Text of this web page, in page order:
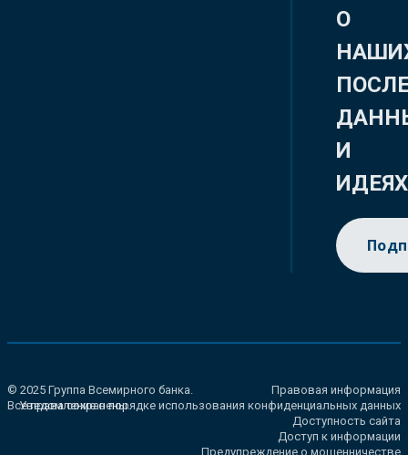
О
И
ИДЕЯХ
© 2025 Группа Всемирного банка.
Все права сохранены.
Правовая информация
Уведомление о порядке использования конфиденциальных данных
Доступность сайта
Доступ к информации
Предупреждение о мошенничестве